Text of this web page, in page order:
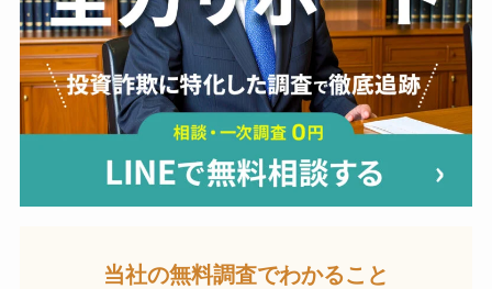
当社の無料調査でわかること